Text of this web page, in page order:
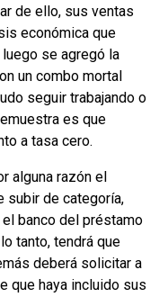
de ello, sus ventas
económica que
se agregó la
un combo mortal
seguir trabajando o
es que
a tasa cero.
alguna razón el
subir de categoría,
banco del préstamo
tanto, tendrá que
deberá solicitar a
que haya incluido sus